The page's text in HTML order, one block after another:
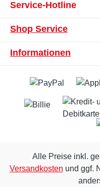
Service-Hotline
Shop Service
Informationen
Alle Preise inkl.
Versandkosten und ggf.